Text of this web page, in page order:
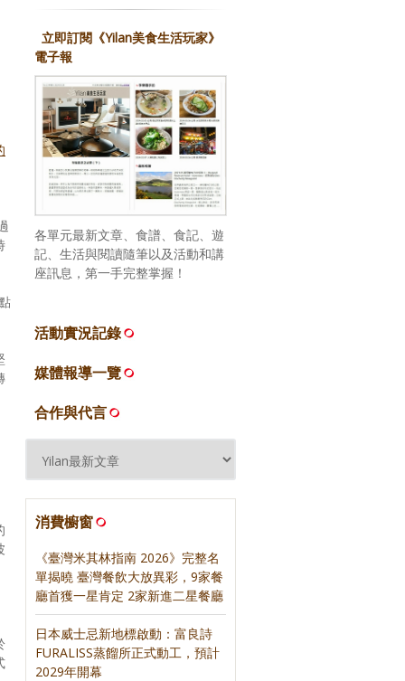
立即訂閱《Yilan美食生活玩家》
電子報
各單元最新文章、食譜、食記、遊
記、生活與閱讀隨筆以及活動和講
座訊息，第一手完整掌握！
活動實況記錄
媒體報導一覽
合作與代言
消費櫥窗
《臺灣米其林指南 2026》完整名
單揭曉 臺灣餐飲大放異彩，9家餐
廳首獲一星肯定 2家新進二星餐廳
日本威士忌新地標啟動：富良詩
FURALISS蒸餾所正式動工，預計
2029年開幕